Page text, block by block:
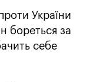
України
бореться за
себе